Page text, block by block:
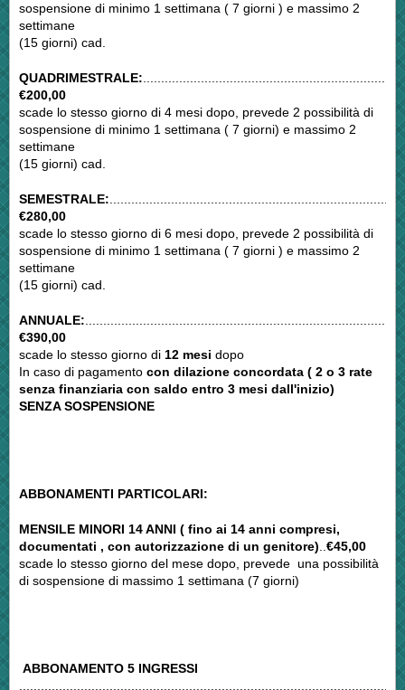
sospensione di minimo 1 settimana ( 7 giorni ) e massimo 2
settimane
(15 giorni) cad.
QUADRIMESTRALE:
€200,00
scade lo stesso giorno di 4 mesi dopo, prevede 2 possibilità di
sospensione di minimo 1 settimana ( 7 giorni) e massimo 2
settimane
(15 giorni) cad.
SEMESTRALE:
€280,00
scade lo stesso giorno di 6 mesi dopo, prevede 2 possibilità di
sospensione di minimo 1 settimana ( 7 giorni ) e massimo 2
settimane
(15 giorni) cad.
ANNUALE:
€390,00
scade lo stesso giorno di 12 mesi dopo
In caso di pagamento con dilazione concordata ( 2 o 3 rate
senza finanziaria con saldo entro 3 mesi dall'inizio)
SENZA SOSPENSIONE
ABBONAMENTI PARTICOLARI:
MENSILE MINORI 14 ANNI ( fino ai 14 anni compresi,
documentati , con autorizzazione di un genitore)..€45,00
scade lo stesso giorno del mese dopo, prevede una possibilità
di sospensione di massimo 1 settimana (7 giorni)
ABBONAMENTO 5 INGRESSI
..........................................................................................................